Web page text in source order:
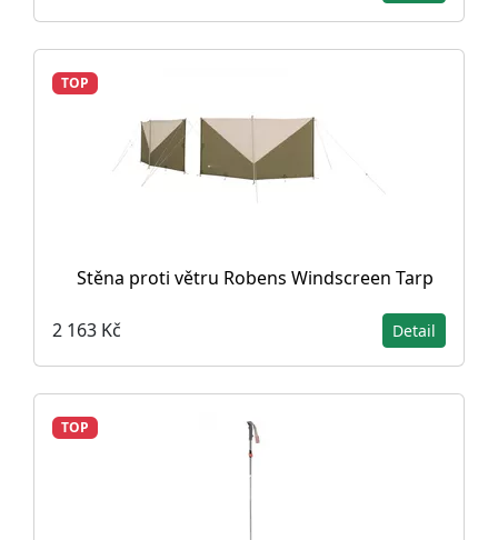
TOP
Stěna proti větru Robens Windscreen Tarp
2 163 Kč Detail
TOP